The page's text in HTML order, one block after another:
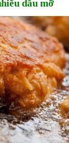
dầu mỡ